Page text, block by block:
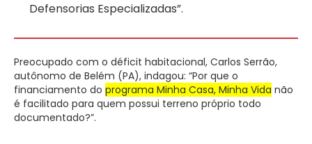
Defensorias Especializadas”.
Preocupado com o déficit habitacional, Carlos Serrão,
autônomo de Belém (PA), indagou: “Por que o
financiamento do programa Minha Casa, Minha Vida não
é facilitado para quem possui terreno próprio todo
documentado?”.